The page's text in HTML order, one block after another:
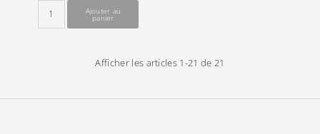
Afficher les articles 1-21 de 21